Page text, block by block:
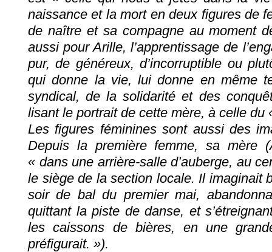
naissance et la mort en deux figures de
de naître et sa compagne au moment
aussi pour Arille, l’apprentissage de
pur, de généreux, d’incorruptible ou
qui donne la vie, lui donne en même
syndical, de la solidarité et des
lisant le portrait de cette mère, à celle du
Les figures féminines sont aussi des
Depuis la première femme, sa mère
« dans une arrière-salle d’auberge, au
le siège de la section locale. Il imaginait
soir de bal du premier mai,
quittant la piste de danse, et
les caissons de bières, en une
préfigurait. »).